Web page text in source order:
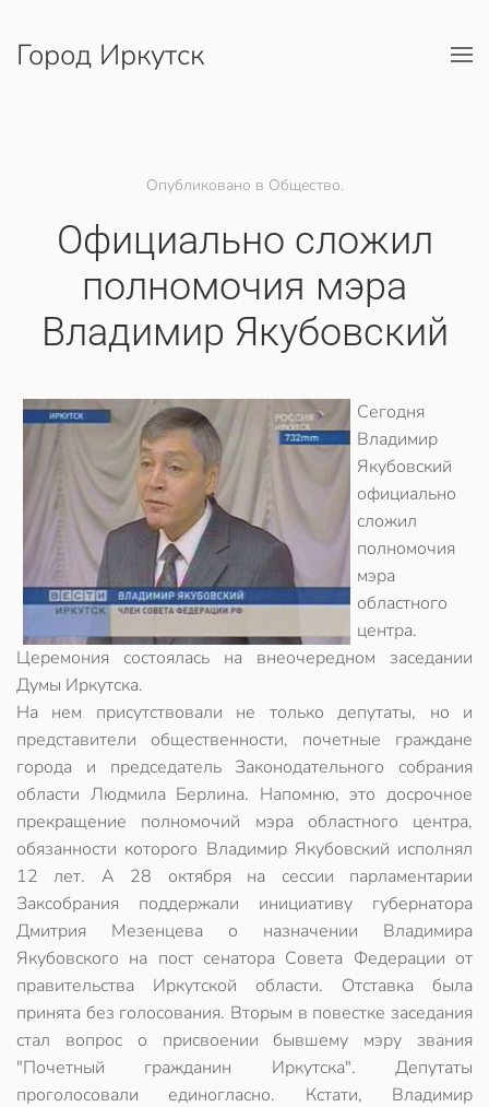
Перейти к содержимому
Город Иркутск
Опубликовано в Общество.
Официально сложил
полномочия мэра
Владимир Якубовский
Сегодня
Владимир
Якубовский
официально
сложил
полномочия
мэра
областного
центра.
Церемония состоялась на внеочередном заседании
Думы Иркутска.
На нем присутствовали не только депутаты, но и
представители общественности, почетные граждане
города и председатель Законодательного собрания
области Людмила Берлина. Напомню, это досрочное
прекращение полномочий мэра областного центра,
обязанности которого Владимир Якубовский исполнял
12 лет. А 28 октября на сессии парламентарии
Заксобрания поддержали инициативу губернатора
Дмитрия Мезенцева о назначении Владимира
Якубовского на пост сенатора Совета Федерации от
правительства Иркутской области. Отставка была
принята без голосования. Вторым в повестке заседания
стал вопрос о присвоении бывшему мэру звания
"Почетный гражданин Иркутска". Депутаты
проголосовали единогласно. Кстати, Владимир